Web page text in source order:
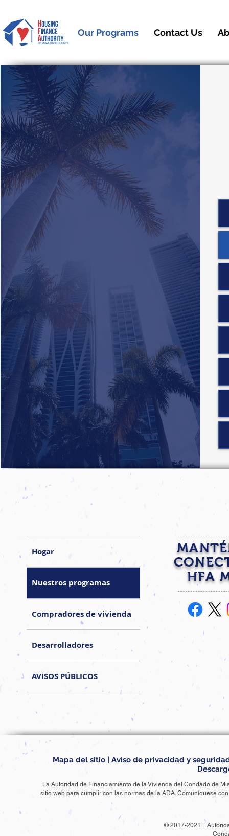
Our Programs Contact Us
Hogar
Nuestros programas
Compradores de vivienda
Desarrolladores
AVISOS PÚBLICOS
HFA
Mapa del sitio| Aviso de privacidad y
La Autoridad de Financiamiento de la Vivienda del Condado de
sitio web para cumplir con las normas de la ADA. Comuníquese
© 2017-2021 |